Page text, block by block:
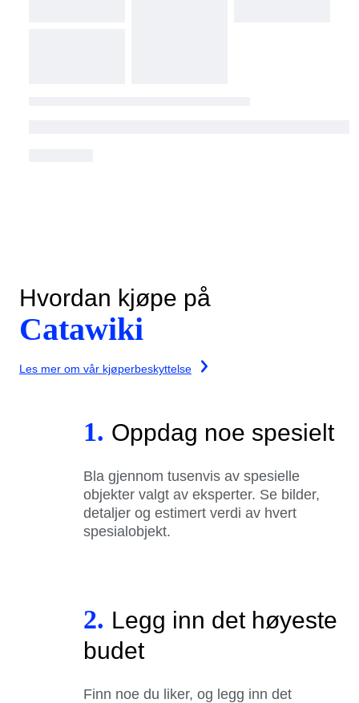
Hvordan kjøpe på
Catawiki
Les mer om vår kjøperbeskyttelse
1. Oppdag noe spesielt
Bla gjennom tusenvis av spesielle
objekter valgt av eksperter. Se bilder,
detaljer og estimert verdi av hvert
spesialobjekt.
2. Legg inn det høyeste
budet
Finn noe du liker, og legg inn det